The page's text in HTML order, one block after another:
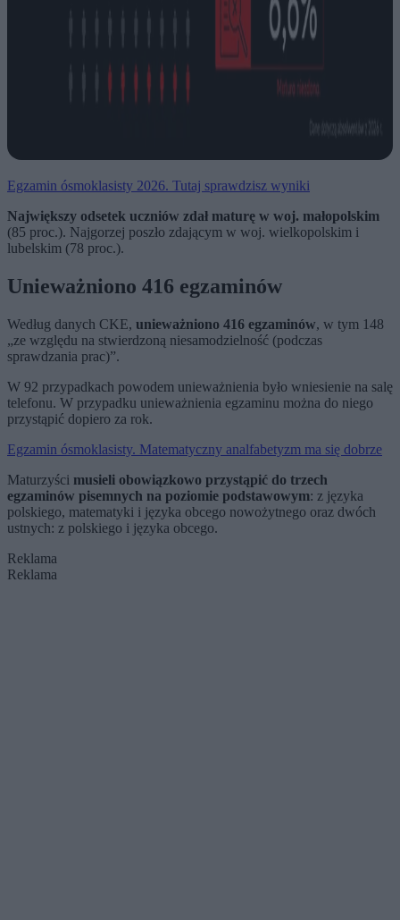
Egzamin ósmoklasisty 2026. Tutaj sprawdzisz wyniki
Największy odsetek uczniów zdał maturę w woj. małopolskim
(85 proc.). Najgorzej poszło zdającym w woj. wielkopolskim i
lubelskim (78 proc.).
Unieważniono 416 egzaminów
Według danych CKE, unieważniono 416 egzaminów, w tym 148
„ze względu na stwierdzoną niesamodzielność (podczas
sprawdzania prac)”.
W 92 przypadkach powodem unieważnienia było wniesienie na salę
telefonu. W przypadku unieważnienia egzaminu można do niego
przystąpić dopiero za rok.
Egzamin ósmoklasisty. Matematyczny analfabetyzm ma się dobrze
Maturzyści musieli obowiązkowo przystąpić do trzech
egzaminów pisemnych na poziomie podstawowym: z języka
polskiego, matematyki i języka obcego nowożytnego oraz dwóch
ustnych: z polskiego i języka obcego.
Reklama
Reklama